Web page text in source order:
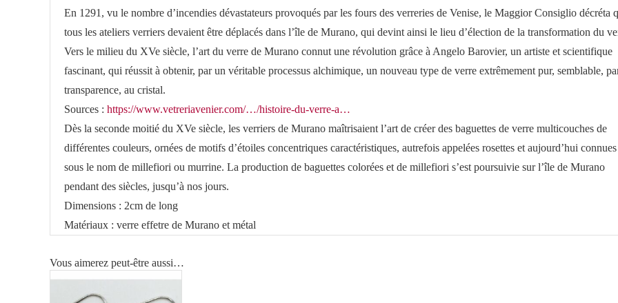
En 1291, vu le nombre d’incendies dévastateurs provoqués par les fours des verreries de Venise, le Maggior Consiglio décréta
tous les ateliers verriers devaient être déplacés dans l’île de Murano, qui devint ainsi le lieu d’élection de la transformation du
Vers le milieu du XVe siècle, l’art du verre de Murano connut une révolution grâce à Angelo Barovier, un artiste et scientifique
fascinant, qui réussit à obtenir, par un véritable processus alchimique, un nouveau type de verre extrêmement pur, semblable,
transparence, au cristal.
Sources : https://www.vetreriavenier.com/…/histoire-du-verre-a…
Dès la seconde moitié du XVe siècle, les verriers de Murano maîtrisaient l’art de créer des baguettes de verre multicouches de
différentes couleurs, ornées de motifs d’étoiles concentriques caractéristiques, autrefois appelées rosettes et aujourd’hui connues
sous le nom de millefiori ou murrine. La production de baguettes colorées et de millefiori s’est poursuivie sur l’île de Murano
pendant des siècles, jusqu’à nos jours.
Dimensions : 2cm de long
Matériaux : verre effetre de Murano et métal
Vous aimerez peut-être aussi…